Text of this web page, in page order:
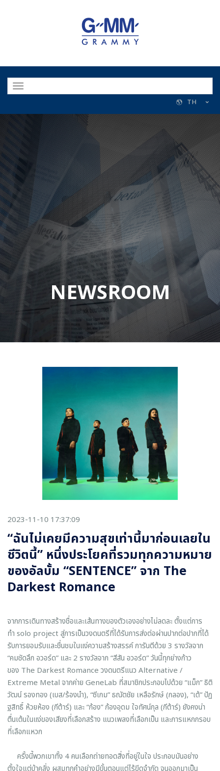
TH
NEWSROOM
2023-11-10 17:37:09
“ฉันไม่เคยมีความสุขเท่านี้มาก่อนเลยใน
ชีวิตนี้” หนึ่งประโยคที่รวมทุกความหมาย
ของอัลบั้ม “SENTENCE” จาก The
Darkest Romance
จากการเดินทางสร้างชื่อและเส้นทางของตัวเองอย่างไม่ลดละ ตั้งแต่การ
ทำ solo project สู่การเป็นวงดนตรีที่ได้รับการส่งต่อผ่านปากต่อปากที่ได้
รับการยอมรับและชื่นชมในแง่ความสร้างสรรค์ การันตีด้วย 3 รางวัลจาก
“คมชัดลึก อวอร์ด” และ 2 รางวัลจาก “สีสัน อวอร์ด” วันนี้ทุกย่างก้าว
ของ The Darkest Romance วงดนตรีแนว Alternative /
Extreme Metal จากค่าย GeneLab ที่สมาชิกประกอบไปด้วย “แม็ก” ธิติ
วัฒน์ รองทอง (เบส/ร้องนำ), “ซีเกม” ธณัตชัย เหลือรักษ์ (กลอง), “เต้” ปัฏ
ฐสิทธิ์ ห้วยห้อง (กีต้าร์) และ “ก้อง” ก้องอุดม ใจทัศน์กุล (กีต้าร์) ยังคงน่า
ตื่นเต้นในแง่ของเสียงที่เลือกสร้าง แนวเพลงที่เลือกเป็น และการแหกกรอบ
ที่เลือกแหวก
ครั้งนี้พวกเขาทั้ง 4 คนเลือกถ่ายทอดสิ่งที่อยู่ในใจ ประกอบมันอย่าง